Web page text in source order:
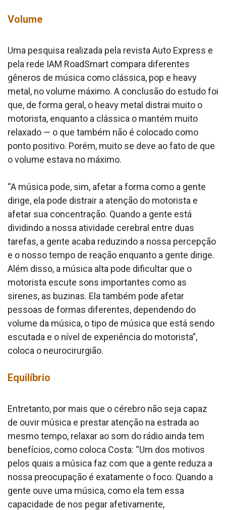
Volume
Uma pesquisa realizada pela revista Auto Express e
pela rede IAM RoadSmart compara diferentes
gêneros de música como clássica, pop e heavy
metal, no volume máximo. A conclusão do estudo foi
que, de forma geral, o heavy metal distrai muito o
motorista, enquanto a clássica o mantém muito
relaxado — o que também não é colocado como
ponto positivo. Porém, muito se deve ao fato de que
o volume estava no máximo.
“A música pode, sim, afetar a forma como a gente
dirige, ela pode distrair a atenção do motorista e
afetar sua concentração. Quando a gente está
dividindo a nossa atividade cerebral entre duas
tarefas, a gente acaba reduzindo a nossa percepção
e o nosso tempo de reação enquanto a gente dirige.
Além disso, a música alta pode dificultar que o
motorista escute sons importantes como as
sirenes, as buzinas. Ela também pode afetar
pessoas de formas diferentes, dependendo do
volume da música, o tipo de música que está sendo
escutada e o nível de experiência do motorista”,
coloca o neurocirurgião.
Equilíbrio
Entretanto, por mais que o cérebro não seja capaz
de ouvir música e prestar atenção na estrada ao
mesmo tempo, relaxar ao som do rádio ainda tem
benefícios, como coloca Costa: “Um dos motivos
pelos quais a música faz com que a gente reduza a
nossa preocupação é exatamente o foco. Quando a
gente ouve uma música, como ela tem essa
capacidade de nos pegar afetivamente,